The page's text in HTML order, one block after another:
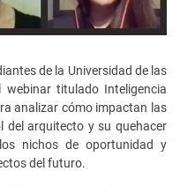
de la Universidad de las
webinar titulado Inteligencia
analizar cómo impactan las
del arquitecto y su quehacer
nichos de oportunidad y
del futuro.